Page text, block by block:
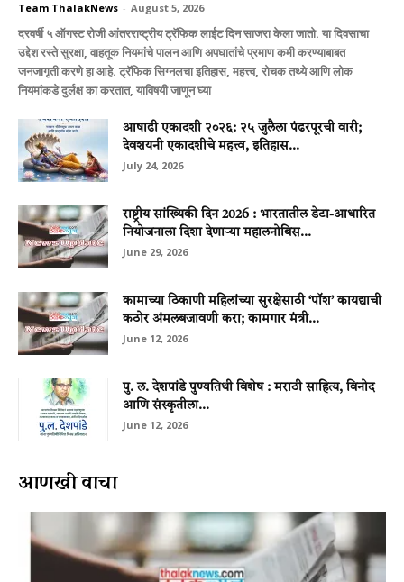
Team ThalakNews - August 5, 2026
दरवर्षी ५ ऑगस्ट रोजी आंतरराष्ट्रीय ट्रॅफिक लाईट दिन साजरा केला जातो. या दिवसाचा
उद्देश रस्ते सुरक्षा, वाहतूक नियमांचे पालन आणि अपघातांचे प्रमाण कमी करण्याबाबत
जनजागृती करणे हा आहे. ट्रॅफिक सिग्नलचा इतिहास, महत्त्व, रोचक तथ्ये आणि लोक
नियमांकडे दुर्लक्ष का करतात, याविषयी जाणून घ्या
आषाढी एकादशी २०२६: २५ जुलैला पंढरपूरची वारी;
देवशयनी एकादशीचे महत्त्व, इतिहास...
July 24, 2026
राष्ट्रीय सांख्यिकी दिन 2026 : भारतातील डेटा-आधारित
नियोजनाला दिशा देणाऱ्या महालनोबिस...
June 29, 2026
कामाच्या ठिकाणी महिलांच्या सुरक्षेसाठी ‘पॉश’ कायद्याची
कठोर अंमलबजावणी करा; कामगार मंत्री...
June 12, 2026
पु. ल. देशपांडे पुण्यतिथी विशेष : मराठी साहित्य, विनोद
आणि संस्कृतीला...
June 12, 2026
आणखी वाचा